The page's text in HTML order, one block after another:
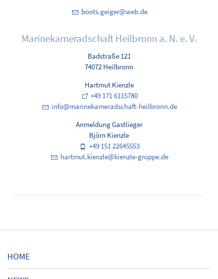
b
ts g g r w b d
Marinekameradschaft Heilbronn a. N. e. V.
Badstraße 121
74072 Heilbronn
Hartmut Kienzle
+49 171 6115780
nf
m r n k m r dsch ft-h lbr nn d
Anmeldung Gastlieger
Björn Kienzle
+49 151 22645553
h rtm t k nzl k nzl -gr pp d
HOME